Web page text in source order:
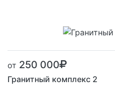
от 250 000
Гранитный комплекс 2